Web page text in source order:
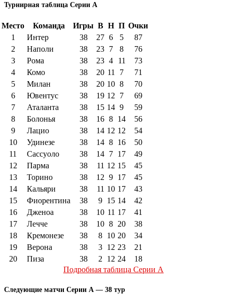
Турнирная таблица Серии А
Место Команда Игры В Н П Очки
1
Интер 38 27 6 5
87
2
Наполи 38 23 7 8
76
3
Рома 38 23 4 11
73
4
Комо 38 20 11 7
71
5
Милан 38 20 10 8
70
6
Ювентус 38 19 12 7
69
7
Аталанта 38 15 14 9
59
8
Болонья 38 16 8 14
56
9
Лацио 38 14 12 12
54
10
Удинезе 38 14 8 16
50
11
Сассуоло 38 14 7 17
49
12
Парма 38 11 12 15
45
13
Торино 38 12 9 17
45
14
Кальяри 38 11 10 17
43
15
Фиорентина 38 9 15 14
42
16
Дженоа 38 10 11 17
41
17
Лечче 38 10 8 20
38
18
Кремонезе 38 8 10 20
34
19
Верона 38 3 12 23
21
20
Пиза 38 2 12 24
18
Подробная таблица Серии А
Следующие матчи Серии А — 38 тур